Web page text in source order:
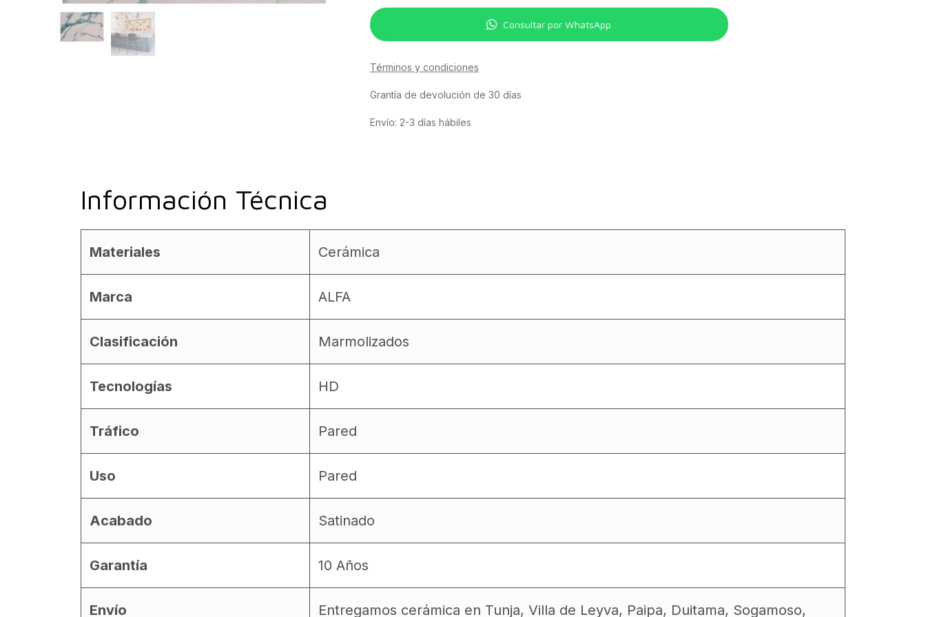
Consultar por WhatsApp
Términos y condiciones
Grantía de devolución de 30 días
Envío: 2-3 días hábiles
Información Técnica
Materiales Cerámica
Marca ALFA
Clasificación Marmolizados
Tecnologías HD
Tráfico Pared
Uso Pared
Acabado Satinado
Garantía 10 Años
Envío Entregamos cerámica en Tunja, Villa de Leyva, Paipa, Duitama, Sogamoso,